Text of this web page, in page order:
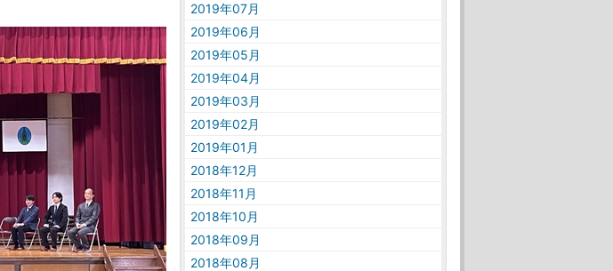
2019年07月
2019年06月
2019年05月
2019年04月
2019年03月
2019年02月
2019年01月
2018年12月
2018年11月
2018年10月
2018年09月
2018年08月